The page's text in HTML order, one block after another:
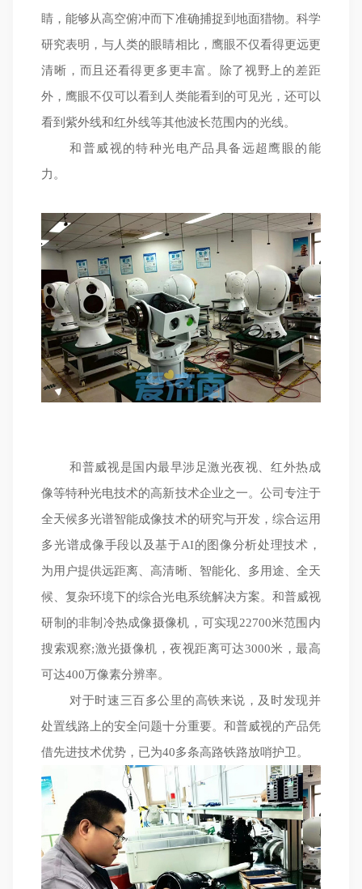
睛，能够从高空俯冲而下准确捕捉到地面猎物。科学
研究表明，与人类的眼睛相比，鹰眼不仅看得更远更
清晰，而且还看得更多更丰富。除了视野上的差距
外，鹰眼不仅可以看到人类能看到的可见光，还可以
看到紫外线和红外线等其他波长范围内的光线。
和普威视的特种光电产品具备远超鹰眼的能
力。
和普威视是国内最早涉足激光夜视、红外热成
像等特种光电技术的高新技术企业之一。公司专注于
全天候多光谱智能成像技术的研究与开发，综合运用
多光谱成像手段以及基于AI的图像分析处理技术，
为用户提供远距离、高清晰、智能化、多用途、全天
候、复杂环境下的综合光电系统解决方案。和普威视
研制的非制冷热成像摄像机，可实现22700米范围内
搜索观察;激光摄像机，夜视距离可达3000米，最高
可达400万像素分辨率。
对于时速三百多公里的高铁来说，及时发现并
处置线路上的安全问题十分重要。和普威视的产品凭
借先进技术优势，已为40多条高路铁路放哨护卫。